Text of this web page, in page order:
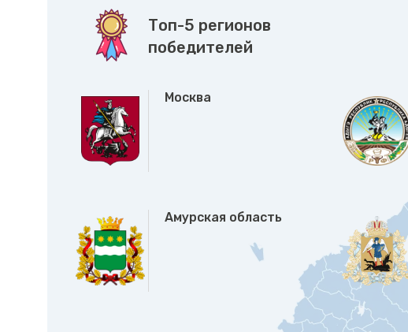
Топ-5 регионов
победителей
Москва
Амурская область